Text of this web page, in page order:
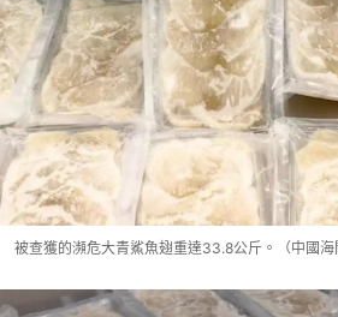
被查獲的瀕危大青鯊魚翅重達33.8公斤。（中國海